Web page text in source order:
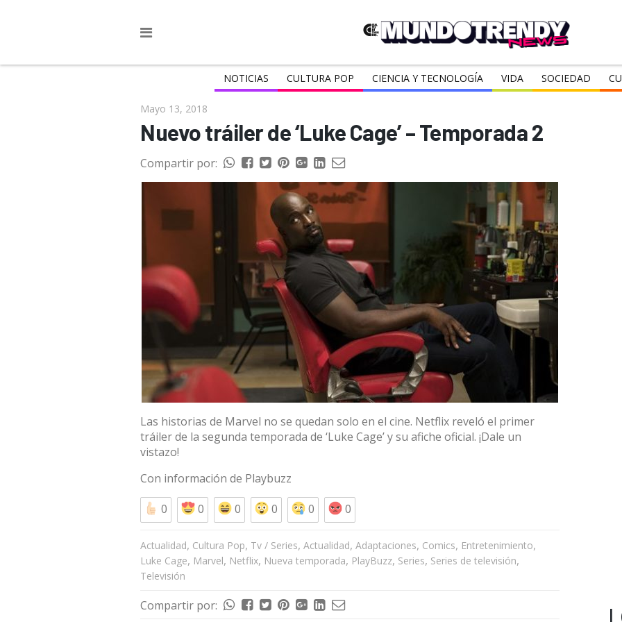
NOTICIAS CULTURA POP CIENCIA Y TECNOLOGÍA VIDA SOCIEDAD
Mayo 13, 2018
Nuevo tráiler de ‘Luke Cage’ – Temporada 2
Compartir por:
Las historias de Marvel no se quedan solo en el cine. Netflix reveló el primer
tráiler de la segunda temporada de ‘Luke Cage’ y su afiche oficial. ¡Dale un
vistazo!
Con información de Playbuzz
0
0 0 0 0 0
Actualidad, Cultura Pop, Tv / Series, Actualidad, Adaptaciones, Comics, Entretenimiento,
Luke Cage, Marvel, Netflix, Nueva temporada, PlayBuzz, Series, Series de televisión,
Televisión
Compartir por: